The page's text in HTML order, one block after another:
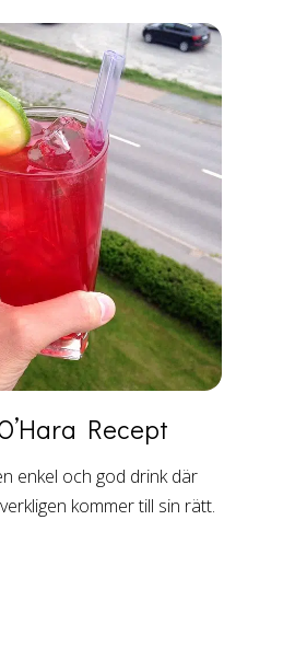
Recept
enkel och god drink där
kommer till sin rätt.